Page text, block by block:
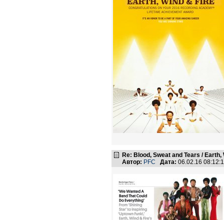
Re: Blood, Sweat and Tears / Earth,
Автор: PFC Дата: 06.02.16